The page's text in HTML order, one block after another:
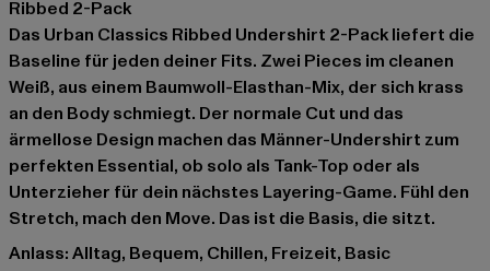
Ribbed 2-Pack
Das Urban Classics Ribbed Undershirt 2-Pack liefert die
Baseline für jeden deiner Fits. Zwei Pieces im cleanen
Weiß, aus einem Baumwoll-Elasthan-Mix, der sich krass
an den Body schmiegt. Der normale Cut und das
ärmellose Design machen das Männer-Undershirt zum
perfekten Essential, ob solo als Tank-Top oder als
Unterzieher für dein nächstes Layering-Game. Fühl den
Stretch, mach den Move. Das ist die Basis, die sitzt.
Anlass: Alltag, Bequem, Chillen, Freizeit, Basic